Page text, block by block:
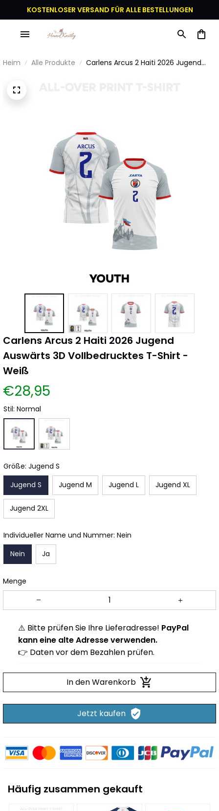
KOSTENLOSER VERSAND FÜR ALLE BESTELLUNGEN
Heim Alle Produkte
Carlens Arcus 2 Haiti 2026 Jugend
Carlens Arcus 2 Haiti 2026 Jugend
Auswärts 3D Vollbedrucktes T-Shirt -
Weiß
€28,95
Stil: Normal
Größe: Jugend S
Jugend S
Jugend M Jugend L Jugend XL
Jugend 2XL
Individueller Name und Nummer: Nein
Nein
Ja
Menge
⚠️ Bitte prüfen Sie Ihre Lieferadresse! PayPal
kann eine alte Adresse verwenden.
👉 Daten vor dem Bezahlen prüfen.
In den Warenkorb
Jetzt kaufen
Häufig zusammen gekauft